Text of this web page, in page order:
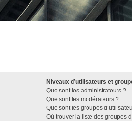
Niveaux d’utilisateurs et
Que sont les administrateurs ?
Que sont les modérateurs ?
Que sont les groupes
Où trouver la liste des groupes